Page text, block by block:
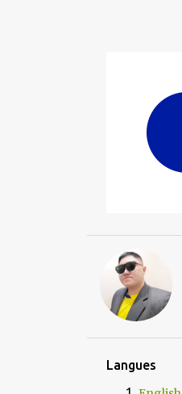
Langues